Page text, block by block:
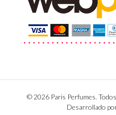
© 2026 Paris Perfumes.
Desarrollado